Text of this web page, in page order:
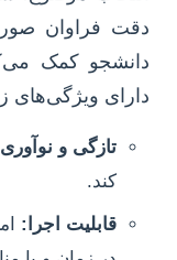
دقت فراوان
دانشجو کمک
دارای ویژگی‌های
تازگی و
کند.
قابلیت اجرا: